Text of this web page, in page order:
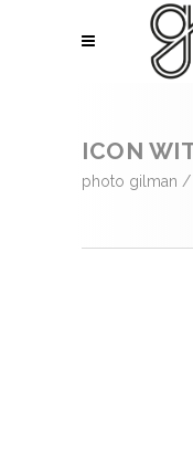
ICON
photo gilman /